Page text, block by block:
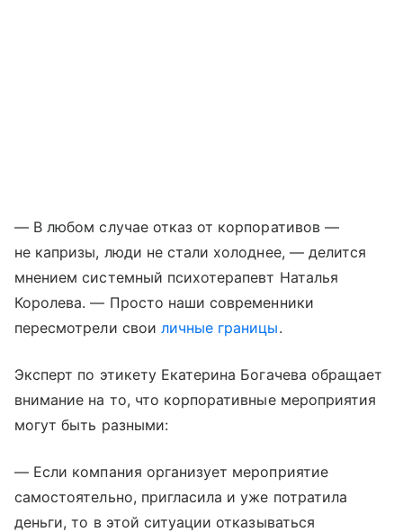
— В любом случае отказ от корпоративов —
не капризы, люди не стали холоднее, — делится
мнением системный психотерапевт Наталья
Королева. — Просто наши современники
пересмотрели свои личные границы.
Эксперт по этикету Екатерина Богачева обращает
внимание на то, что корпоративные мероприятия
могут быть разными:
— Если компания организует мероприятие
самостоятельно, пригласила и уже потратила
деньги, то в этой ситуации отказываться